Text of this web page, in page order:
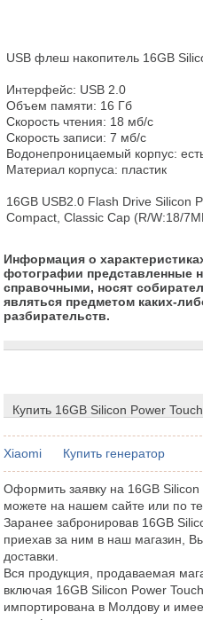
USB флеш накопитель 16GB
Интерфейс: USB 2.0
Объем памяти: 16 Гб
Скорость чтения: 18 мб/с
Скорость записи: 7 мб/с
Водонепроницаемый корпус:
Материал корпуса: пластик
16GB USB2.0 Flash Drive Silicon
Compact, Classic Cap (R/W:18/
Информация о
фотографии представленные
справочными, носят
являться предметом каких-
разбирательств.
Купить 16GB Silicon Power
Xiaomi Купить генератор
Оформить заявку на 16GB
можете на нашем сайте или по
Заранее забронировав 16GB
приехав за ним в наш магазин,
доставки.
Вся продукция, продаваемая
включая 16GB Silicon Power
импортирована в Молдову и